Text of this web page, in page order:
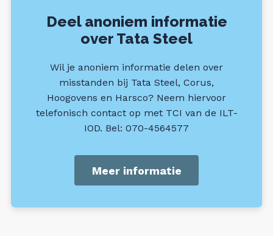
Doe mee aan de massaclaim
Deel anoniem informatie
over Tata Steel
Wil je anoniem informatie delen over
misstanden bij Tata Steel, Corus,
Hoogovens en Harsco? Neem hiervoor
telefonisch contact op met TCI van de ILT-
IOD. Bel: 070-4564577
Meer informatie